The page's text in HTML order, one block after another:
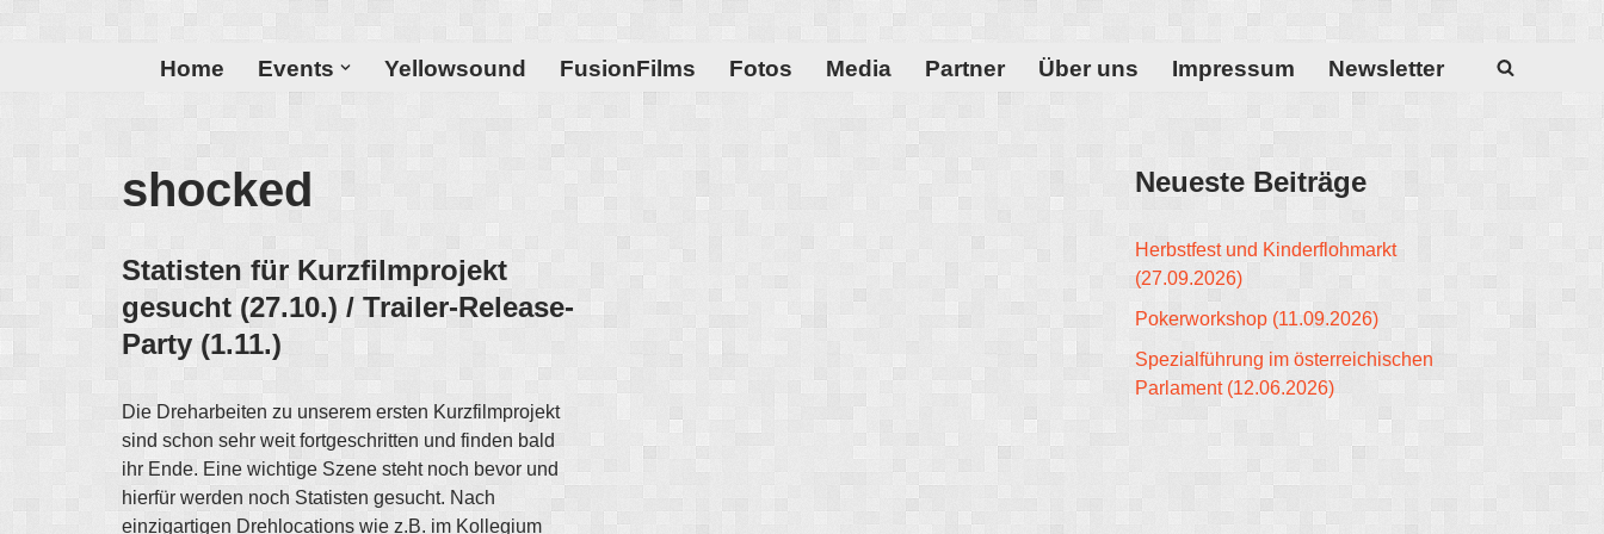
Home Events Yellowsound FusionFilms Fotos Media Partner Über uns Impressum Newsletter
shocked
Statisten für Kurzfilmprojekt
gesucht (27.10.) / Trailer-Release-
Party (1.11.)
Die Dreharbeiten zu unserem ersten Kurzfilmprojekt
sind schon sehr weit fortgeschritten und finden bald
ihr Ende. Eine wichtige Szene steht noch bevor und
hierfür werden noch Statisten gesucht. Nach
einzigartigen Drehlocations wie z.B. im Kollegium
Neueste Beiträge
Herbstfest und Kinderflohmarkt
(27.09.2026)
Pokerworkshop (11.09.2026)
Spezialführung im österreichischen
Parlament (12.06.2026)